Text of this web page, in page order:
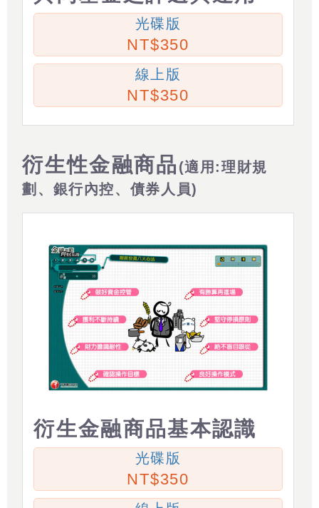
光碟版
350
線上版
350
衍生性金融商品 (適用:理財規
劃、銀行內控、債券人員)
衍生金融商品基本認識
光碟版
350